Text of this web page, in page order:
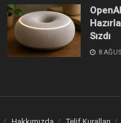
Sızdı
8